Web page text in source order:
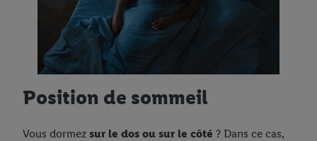
Position de sommeil
Vous dormez sur le dos ou sur le côté ? Dans ce cas,